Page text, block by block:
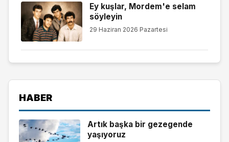
Ey kuşlar, Mordem'e selam
söyleyin
29 Haziran 2026 Pazartesi
HABER
Artık başka bir gezegende
yaşıyoruz